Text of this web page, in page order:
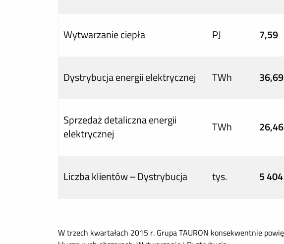
Wytwarzanie ciepła PJ 7,59
Dystrybucja energii elektrycznej TWh 36,69
Sprzedaż detaliczna energii
elektrycznej
TWh 26,46
Liczba klientów – Dystrybucja tys. 5 404
W trzech kwartałach 2015 r. Grupa TAURON konsekwentnie